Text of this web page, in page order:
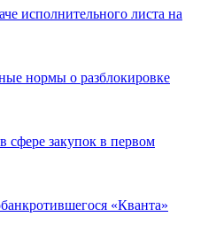
исполнительного листа на
нормы о разблокировке
закупок в первом
«Кванта»